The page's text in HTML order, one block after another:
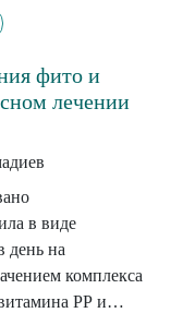
возраста и
15 лет
Таким
клинических
риска
являются
к
возраст
фито и
лечении
в виде
день на
комплекса
РР и